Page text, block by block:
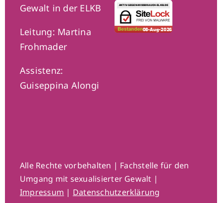
Gewalt in der ELKB
Leitung: Martina
Frohmader
Assistenz:
Guiseppina Alongi
Alle Rechte vorbehalten | Fachstelle für den
Umgang mit sexualisierter Gewalt |
Impressum | Datenschutzerklärung